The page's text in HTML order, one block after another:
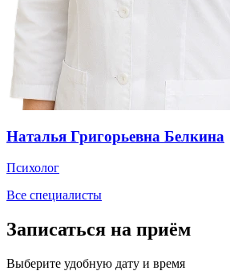
Наталья Григорьевна Белкина
Психолог
Все специалисты
Записаться на приём
Выберите удобную дату и время